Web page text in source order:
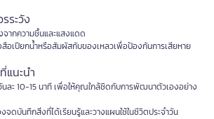
ระวัง
จากความชื้นและแสงแดด
อเปียกน้ำหรือสัมผัสกับของเหลวเพื่อป้องกันการเสียหาย
แนะนำ
ละ 10-15 นาที เพื่อให้คุณใกล้ชิดกับการพัฒนาตัวเองอย่าง
ดบันทึกสิ่งที่ได้เรียนรู้และวางแผนใช้ในชีวิตประจำวัน